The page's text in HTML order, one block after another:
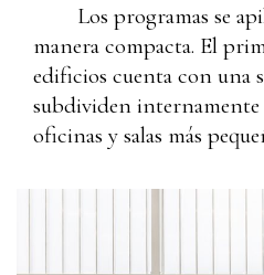
Los programas se
manera compacta. El
edificios cuenta con una
subdividen
oficinas y salas más